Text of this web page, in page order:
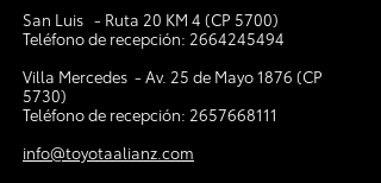
San Luis - Ruta 20 KM 4 (CP 5700)
Teléfono de recepción: 2664245494
Villa Mercedes - Av. 25 de Mayo 1876 (CP
5730)
Teléfono de recepción: 2657668111
info@toyotaalianz.com